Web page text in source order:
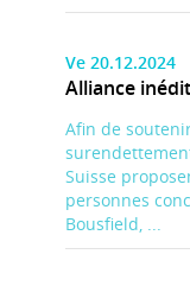
Ve 20.12.2024
Alliance
Afin de
Suisse
personnes
Bousfield, ...